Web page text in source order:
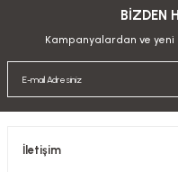
BİZDEN
Kampanyalardan ve
İletişim